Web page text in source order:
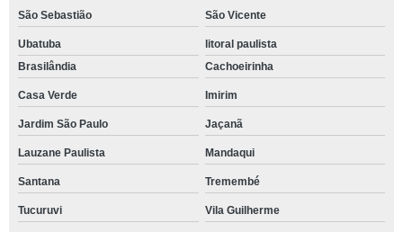
São Sebastião São Vicente
Ubatuba
litoral paulista
Brasilândia
Cachoeirinha
Casa Verde Imirim
Jardim São Paulo Jaçanã
Lauzane Paulista Mandaqui
Santana Tremembé
Tucuruvi Vila Guilherme